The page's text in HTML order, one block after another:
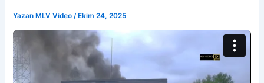
Yazan MLV Video/ Ekim 24, 2025